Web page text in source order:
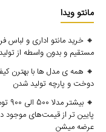
مانتو ویدا
🔸 خرید مانتو اداری و لباس
مستقیم و بدون واسطه از
🔸 همه ی مدل ها با بهترن
دوخت و پارچه تولید شدن
🔸 بیشتر مدلا
پایین تر از قیمت‌های موجود در
عرضه میشن